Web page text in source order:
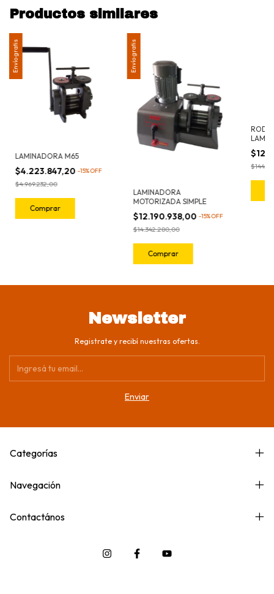
Productos similares
Envío gratis
LAMINADORA M65
$4.223.847,20-15%OFF
$4.969.232,00
Envío gratis
LAMINADORA
MOTORIZADA SIMPLE
$12.190.938,00-15%OFF
$14.342.280,00
Newsletter
Registrate y recibí nuestras ofertas.
Categorías
Navegación
Contactános